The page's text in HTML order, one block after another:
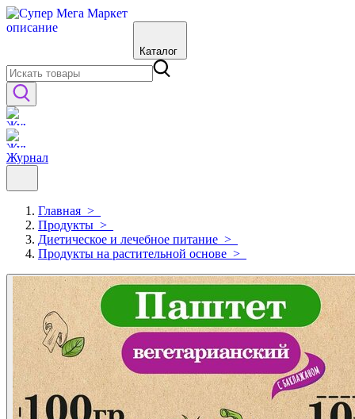
Каталог
Журнал
Главная >
Продукты >
Диетическое и лечебное питание >
Продукты на растительной основе >